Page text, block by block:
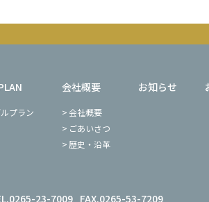
プラン
会社概要
会社概要
ごあいさつ
歴史・沿革
お知らせ
23-7009 FAX.0265-53-7209